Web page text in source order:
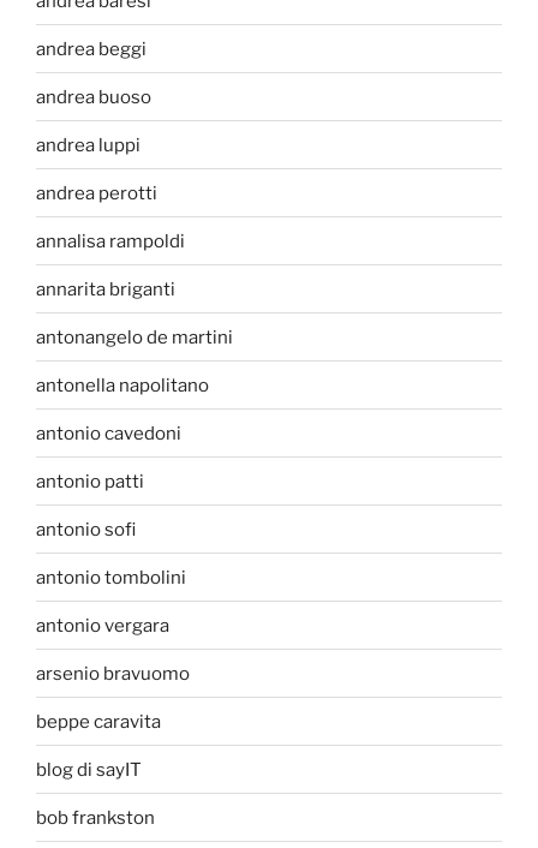
andrea beggi
andrea buoso
andrea luppi
andrea perotti
annalisa rampoldi
annarita briganti
antonangelo de martini
antonella napolitano
antonio cavedoni
antonio patti
antonio sofi
antonio tombolini
antonio vergara
arsenio bravuomo
beppe caravita
blog di sayIT
bob frankston